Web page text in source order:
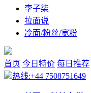
李子柒
拉面说
冷面/粉丝/宽粉
首页 今日特价 每日推荐
热线:+44 7508751649